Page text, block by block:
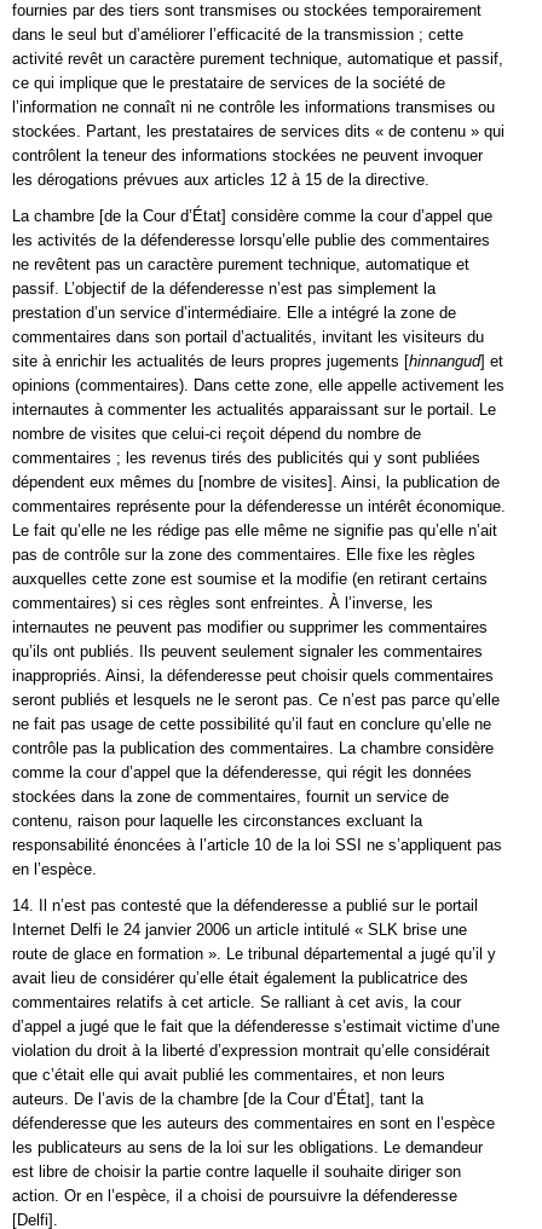
fournies par des tiers sont transmises ou stockées temporairement
dans le seul but d’améliorer l’efficacité de la transmission ; cette
activité revêt un caractère purement technique, automatique et passif,
ce qui implique que le prestataire de services de la société de
l’information ne connaît ni ne contrôle les informations transmises ou
stockées. Partant, les prestataires de services dits « de contenu » qui
contrôlent la teneur des informations stockées ne peuvent invoquer
les dérogations prévues aux articles 12 à 15 de la directive.
La chambre [de la Cour d’État] considère comme la cour d’appel que
les activités de la défenderesse lorsqu’elle publie des commentaires
ne revêtent pas un caractère purement technique, automatique et
passif. L’objectif de la défenderesse n’est pas simplement la
prestation d’un service d’intermédiaire. Elle a intégré la zone de
commentaires dans son portail d’actualités, invitant les visiteurs du
site à enrichir les actualités de leurs propres jugements [hinnangud] et
opinions (commentaires). Dans cette zone, elle appelle activement les
internautes à commenter les actualités apparaissant sur le portail. Le
nombre de visites que celui-ci reçoit dépend du nombre de
commentaires ; les revenus tirés des publicités qui y sont publiées
dépendent eux mêmes du [nombre de visites]. Ainsi, la publication de
commentaires représente pour la défenderesse un intérêt économique.
Le fait qu’elle ne les rédige pas elle même ne signifie pas qu’elle n’ait
pas de contrôle sur la zone des commentaires. Elle fixe les règles
auxquelles cette zone est soumise et la modifie (en retirant certains
commentaires) si ces règles sont enfreintes. À l’inverse, les
internautes ne peuvent pas modifier ou supprimer les commentaires
qu’ils ont publiés. Ils peuvent seulement signaler les commentaires
inappropriés. Ainsi, la défenderesse peut choisir quels commentaires
seront publiés et lesquels ne le seront pas. Ce n’est pas parce qu’elle
ne fait pas usage de cette possibilité qu’il faut en conclure qu’elle ne
contrôle pas la publication des commentaires. La chambre considère
comme la cour d’appel que la défenderesse, qui régit les données
stockées dans la zone de commentaires, fournit un service de
contenu, raison pour laquelle les circonstances excluant la
responsabilité énoncées à l’article 10 de la loi SSI ne s’appliquent pas
en l’espèce.
14. Il n’est pas contesté que la défenderesse a publié sur le portail
Internet Delfi le 24 janvier 2006 un article intitulé « SLK brise une
route de glace en formation ». Le tribunal départemental a jugé qu’il y
avait lieu de considérer qu’elle était également la publicatrice des
commentaires relatifs à cet article. Se ralliant à cet avis, la cour
d’appel a jugé que le fait que la défenderesse s’estimait victime d’une
violation du droit à la liberté d’expression montrait qu’elle considérait
que c’était elle qui avait publié les commentaires, et non leurs
auteurs. De l’avis de la chambre [de la Cour d’État], tant la
défenderesse que les auteurs des commentaires en sont en l’espèce
les publicateurs au sens de la loi sur les obligations. Le demandeur
est libre de choisir la partie contre laquelle il souhaite diriger son
action. Or en l’espèce, il a choisi de poursuivre la défenderesse
[Delfi].